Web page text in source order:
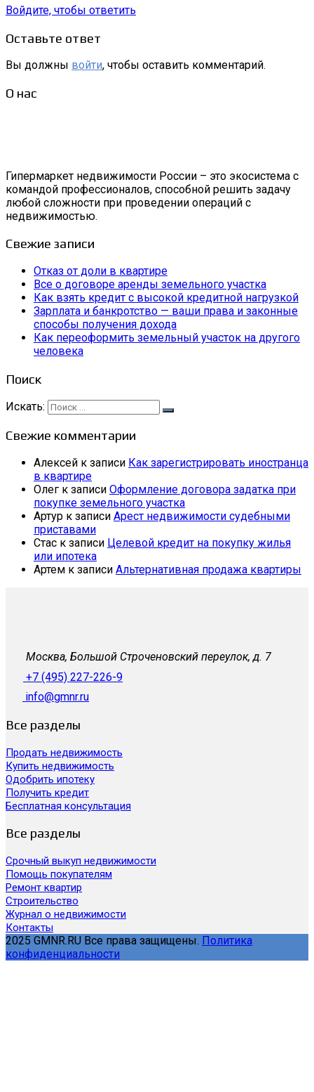
Войдите, чтобы ответить
Оставьте ответ
Вы должны войти, чтобы оставить комментарий.
О нас
Гипермаркет недвижимости России – это экосистема с
командой профессионалов, способной решить задачу
любой сложности при проведении операций с
недвижимостью.
Свежие записи
Отказ от доли в квартире
Все о договоре аренды земельного участка
Как взять кредит с высокой кредитной нагрузкой
Зарплата и банкротство — ваши права и законные
способы получения дохода
Как переоформить земельный участок на другого
человека
Поиск
Искать:
Свежие комментарии
Алексей к записи Как зарегистрировать иностранца
в квартире
Олег к записи Оформление договора задатка при
покупке земельного участка
Артур к записи Арест недвижимости судебными
приставами
Стас к записи Целевой кредит на покупку жилья
или ипотека
Артем к записи Альтернативная продажа квартиры
Москва, Большой Строченовский переулок, д. 7
+7 (495) 227-226-9
info@gmnr.ru
Все разделы
Продать недвижимость
Купить недвижимость
Одобрить ипотеку
Получить кредит
Бесплатная консультация
Все разделы
Срочный выкуп недвижимости
Помощь покупателям
Ремонт квартир
Строительство
Журнал о недвижимости
Контакты
2025 GMNR.RU Все права защищены. Политика
конфиденциальности